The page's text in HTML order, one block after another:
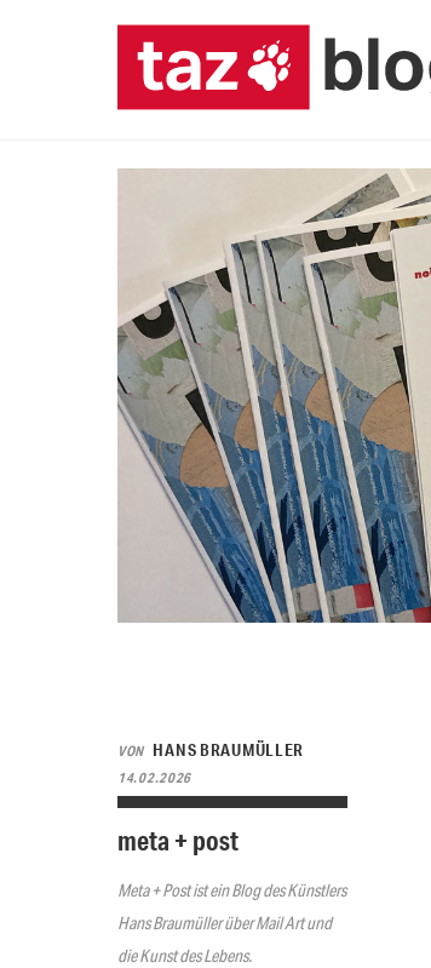
VON HANS BRAUMÜLLER
14.02.2026
meta + post
Meta + Post ist ein Blog des Künstlers
Hans Braumüller über Mail Art und
die Kunst des Lebens.